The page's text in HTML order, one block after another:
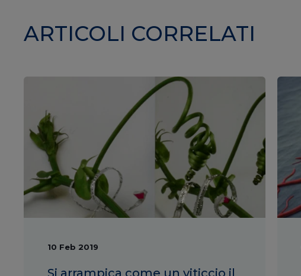
ARTICOLI CORRELATI
10 Feb 2019
Si arrampica come un viticcio il